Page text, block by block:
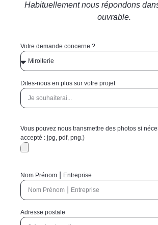
Habituellement nous répondons
ouvrable.
Votre demande concerne ?
Dites-nous en plus sur votre projet
Vous pouvez nous transmettre des photos si
accepté : jpg, pdf, png.)
Nom Prénom ⎮ Entreprise
Adresse postale